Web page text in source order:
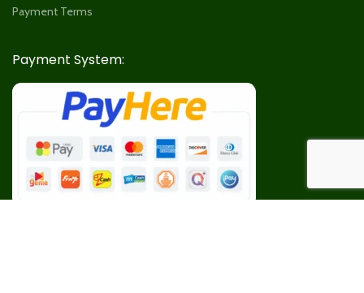
Payment Terms
Payment System: